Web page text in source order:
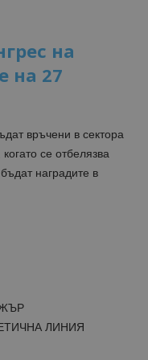
на
на 27
връчени в сектора
се отбелязва
наградите в
ЛИНИЯ